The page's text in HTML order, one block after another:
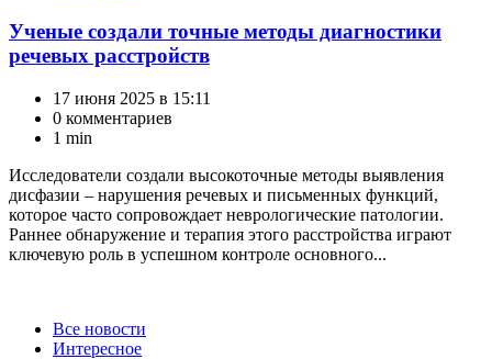
Ученые создали точные методы диагностики
речевых расстройств
17 июня 2025 в 15:11
0 комментариев
1 min
Исследователи создали высокоточные методы выявления
дисфазии – нарушения речевых и письменных функций,
которое часто сопровождает неврологические патологии.
Раннее обнаружение и терапия этого расстройства играют
ключевую роль в успешном контроле основного...
КатегорииВсе новости
Интересное